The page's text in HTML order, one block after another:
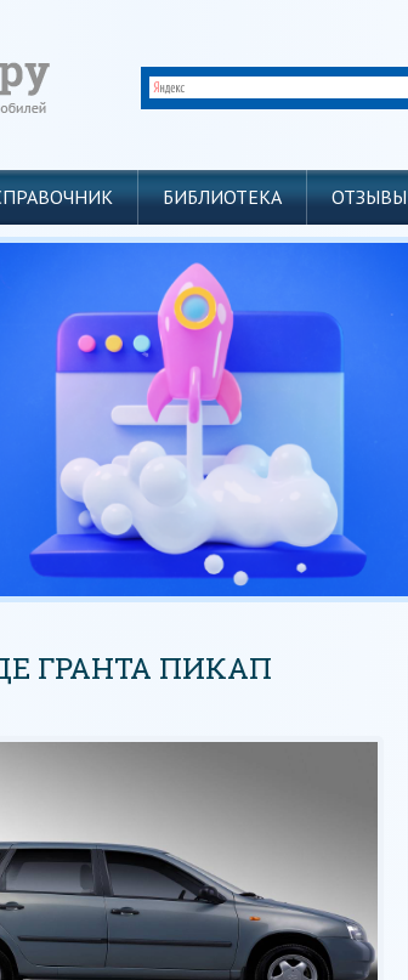
БИБЛИОТЕКА ОТЗЫВЫ
ГРАНТА ПИКАП